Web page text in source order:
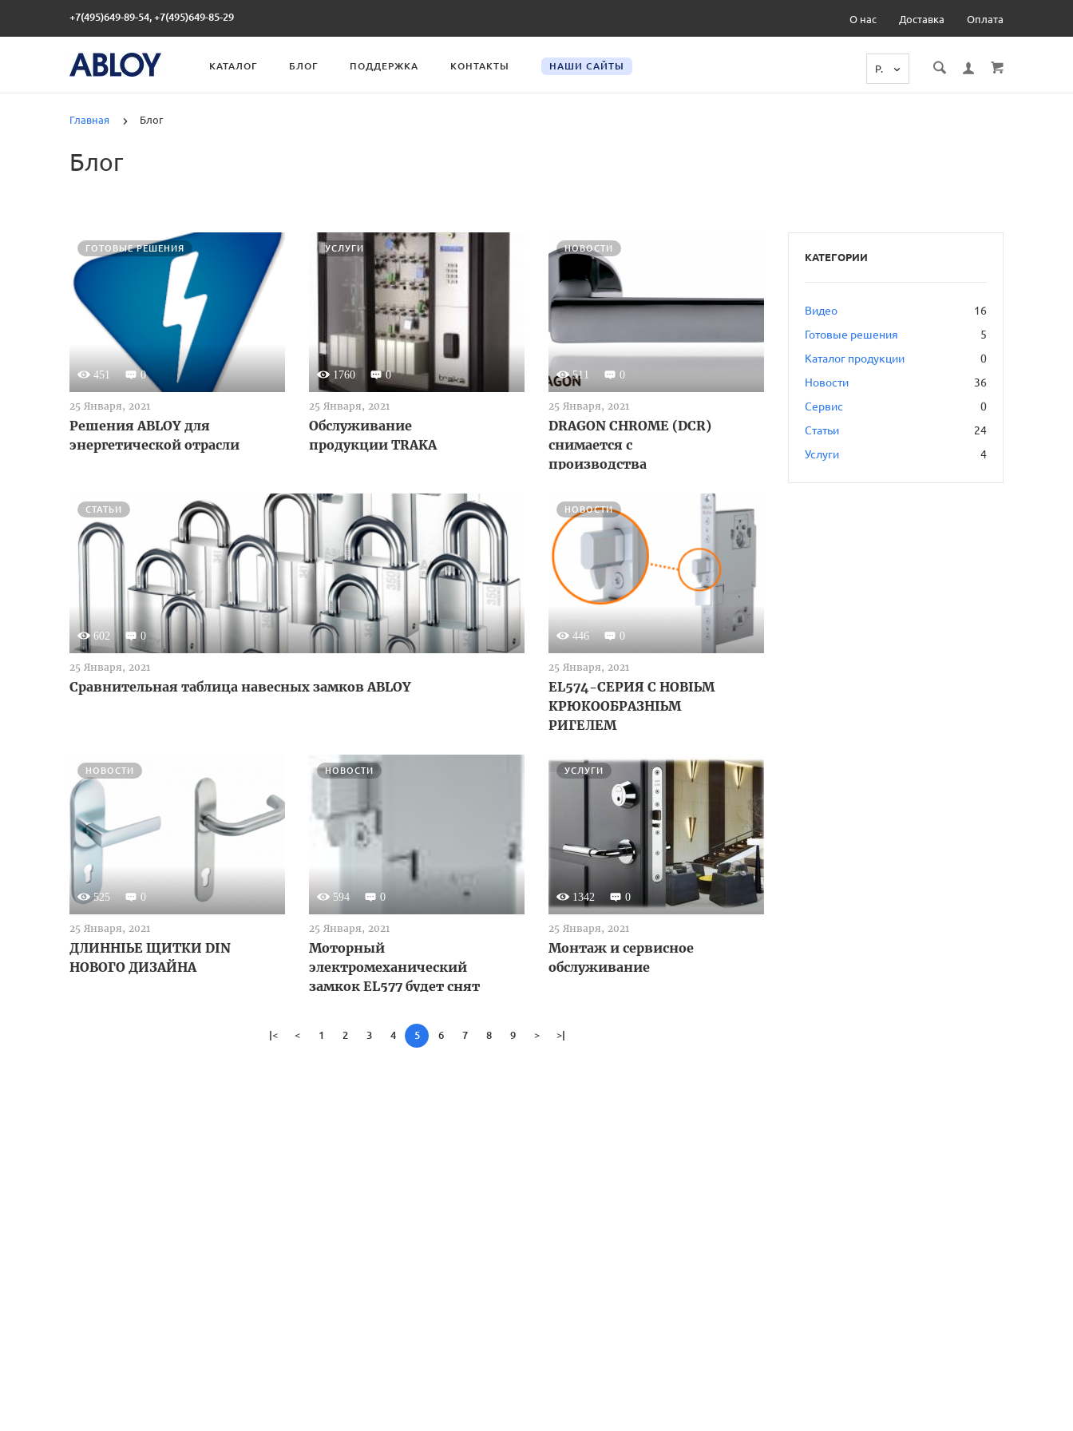
+7(495)649-89-54, +7(495)649-85-29 О нас Доставка Оплата
КАТАЛОГ БЛОГ ПОДДЕРЖКА КОНТАКТЫ НАШИ САЙТЫ Р.
Главная Блог
Блог
ГОТОВЫЕ РЕШЕНИЯ
451 0
25 Января, 2021
Решения ABLOY для
энергетической отрасли
УСЛУГИ
1760 0
25 Января, 2021
Обслуживание
продукции TRAKA
НОВОСТИ
511 0
25 Января, 2021
DRAGON CHROME (DCR)
снимается с
производства
СТАТЬИ
602 0
25 Января, 2021
Сравнительная таблица навесных замков ABLOY
НОВОСТИ
446 0
25 Января, 2021
EL574-СЕРИЯ С НОВЫМ
КРЮКООБРАЗНЫМ
РИГЕЛЕМ
НОВОСТИ
525 0
25 Января, 2021
ДЛИННЫЕ ЩИТКИ DIN
НОВОГО ДИЗАЙНА
НОВОСТИ
594 0
25 Января, 2021
Моторный
электромеханический
замкок EL577 будет снят
декабря 2017 года
УСЛУГИ
1342 0
25 Января, 2021
Монтаж и сервисное
обслуживание
|< < 1 2 3 4 5 6 7 8 9 > >|
КАТЕГОРИИ
Видео
16
Готовые решения
5
Каталог продукции
0
Новости
36
Сервис
0
Статьи
24
Услуги
4